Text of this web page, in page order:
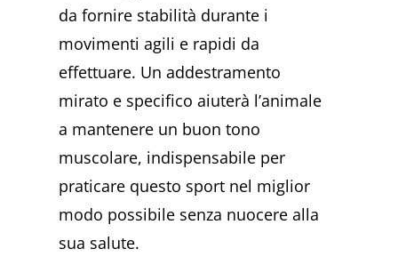
da fornire stabilità durante i
movimenti agili e rapidi da
effettuare. Un addestramento
mirato e specifico aiuterà l’animale
a mantenere un buon tono
muscolare, indispensabile per
praticare questo sport nel miglior
modo possibile senza nuocere alla
sua salute.